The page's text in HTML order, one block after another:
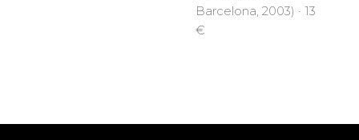
Barcelona, 2003) · 13
€